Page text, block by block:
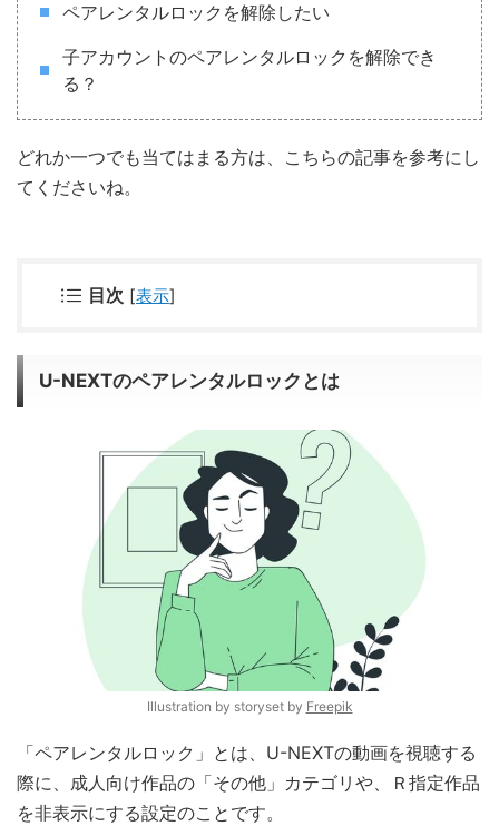
ペアレンタルロックを解除したい
子アカウントのペアレンタルロックを解除でき
る？
どれか一つでも当てはまる方は、こちらの記事を参考にし
てくださいね。
目次 [表示]
U-NEXTのペアレンタルロックとは
Illustration by storyset by Freepik
「ペアレンタルロック」とは、U-NEXTの動画を視聴する
際に、成人向け作品の「その他」カテゴリや、Ｒ指定作品
を非表示にする設定のことです。